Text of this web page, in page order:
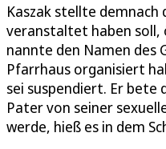
Kaszak stellte demnach
veranstaltet haben soll,
nannte den Namen des
Pfarrhaus organisiert
sei suspendiert. Er bete
Pater von seiner
werde, hieß es in dem